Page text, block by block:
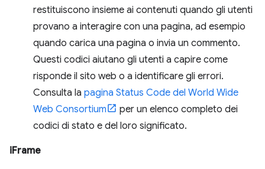
restituiscono insieme ai contenuti quando gli utenti
provano a interagire con una pagina, ad esempio
quando carica una pagina o invia un commento.
Questi codici aiutano gli utenti a capire come
risponde il sito web o a identificare gli errori.
Consulta la pagina Status Code del World Wide
Web Consortium
per un elenco completo dei
codici di stato e del loro significato.
iFrame